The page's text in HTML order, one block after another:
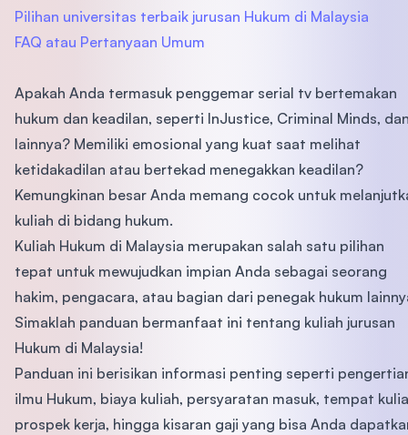
Pilihan universitas terbaik jurusan Hukum di Malaysia
FAQ atau Pertanyaan Umum
Apakah Anda termasuk penggemar serial tv bertemakan
hukum dan keadilan, seperti InJustice, Criminal Minds,
lainnya? Memiliki emosional yang kuat saat melihat
ketidakadilan atau bertekad menegakkan keadilan?
Kemungkinan besar Anda memang cocok untuk
kuliah di bidang hukum.
Kuliah Hukum di Malaysia merupakan salah satu pilihan
tepat untuk mewujudkan impian Anda sebagai seorang
hakim, pengacara, atau bagian dari penegak hukum
Simaklah panduan bermanfaat ini tentang kuliah jurusan
Hukum di Malaysia!
Panduan ini berisikan informasi penting seperti
ilmu Hukum, biaya kuliah, persyaratan masuk, tempat
prospek kerja, hingga kisaran gaji yang bisa Anda